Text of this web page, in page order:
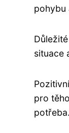
pohybu
situace
pro
potřeba.